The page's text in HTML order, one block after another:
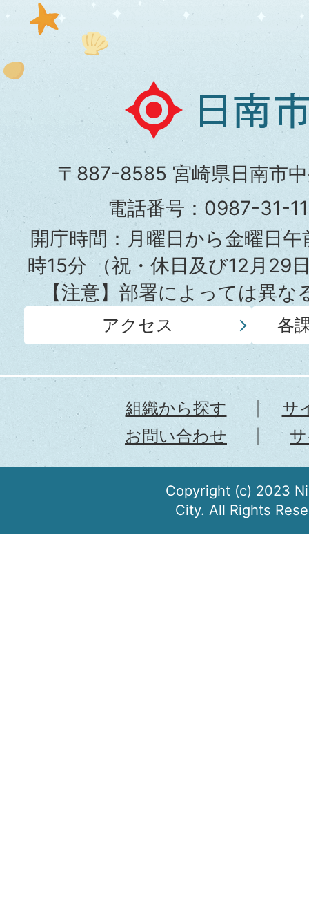
日
南
市
役
所
〒887-8585 宮崎県日南市
電話番号：0987-31-
開庁時間：月曜日から金曜日
時15分（祝・休日及び12月29
【注意】部署によっては異
アクセス 各
組織から探す
サ
お問い合わせ
Copyright (c) 2023
City. All Rights